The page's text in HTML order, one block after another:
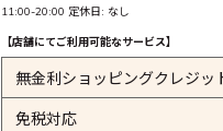
11:00-20:00 定休日: なし
【店舗にてご利用可能なサービス】
無金利ショッピングクレジッ
免税対応